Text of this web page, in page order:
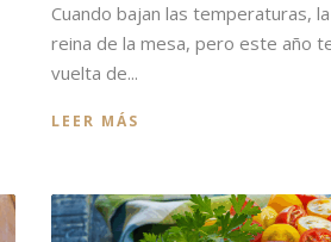
Cuando bajan las temperaturas,
reina de la mesa, pero este año
vuelta de...
LEER MÁS